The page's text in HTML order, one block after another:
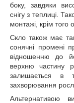
боку, завдяки
снігу з теплиці.
монтажі, крім того
Скло також має
сонячні промені
відношенню до
верхню частину
залишається в
захворювання
Альтернативою